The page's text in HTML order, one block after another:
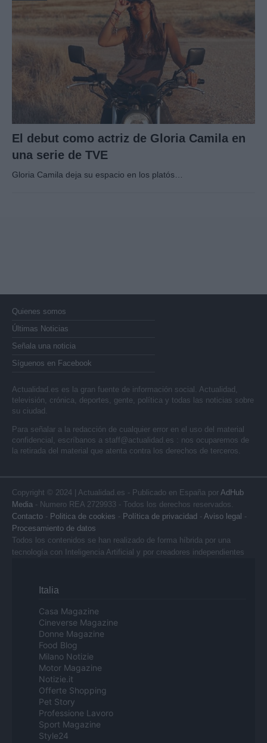
El debut como actriz de Gloria Camila en
una serie de TVE
Gloria Camila deja su espacio en los platós…
Quienes somos
Últimas Noticias
Señala una noticia
Síguenos en Facebook
Actualidad.es es la gran fuente de información social. Actualidad,
televisión, crónica, deportes, gente, política y todas las noticias sobre
su ciudad.
Para señalar a la redacción de cualquier error en el uso del material
confidencial, escríbanos a staff@actualidad.es : nos ocuparemos de
la retirada del material que atenta contra los derechos de terceros.
Copyright © 2024 | Actualidad.es - Publicado en España por AdHub
Media - Numero REA 2729933 - Todos los derechos reservados.
Contacto - Politica de cookies - Política de privacidad - Aviso legal -
Procesamiento de datos
Todos los contenidos se han realizado de forma híbrida por una
tecnología con Inteligencia Artificial y por creadores independientes
Italia
Casa Magazine
Cineverse Magazine
Donne Magazine
Food Blog
Milano Notizie
Motor Magazine
Notizie.it
Offerte Shopping
Pet Story
Professione Lavoro
Sport Magazine
Style24